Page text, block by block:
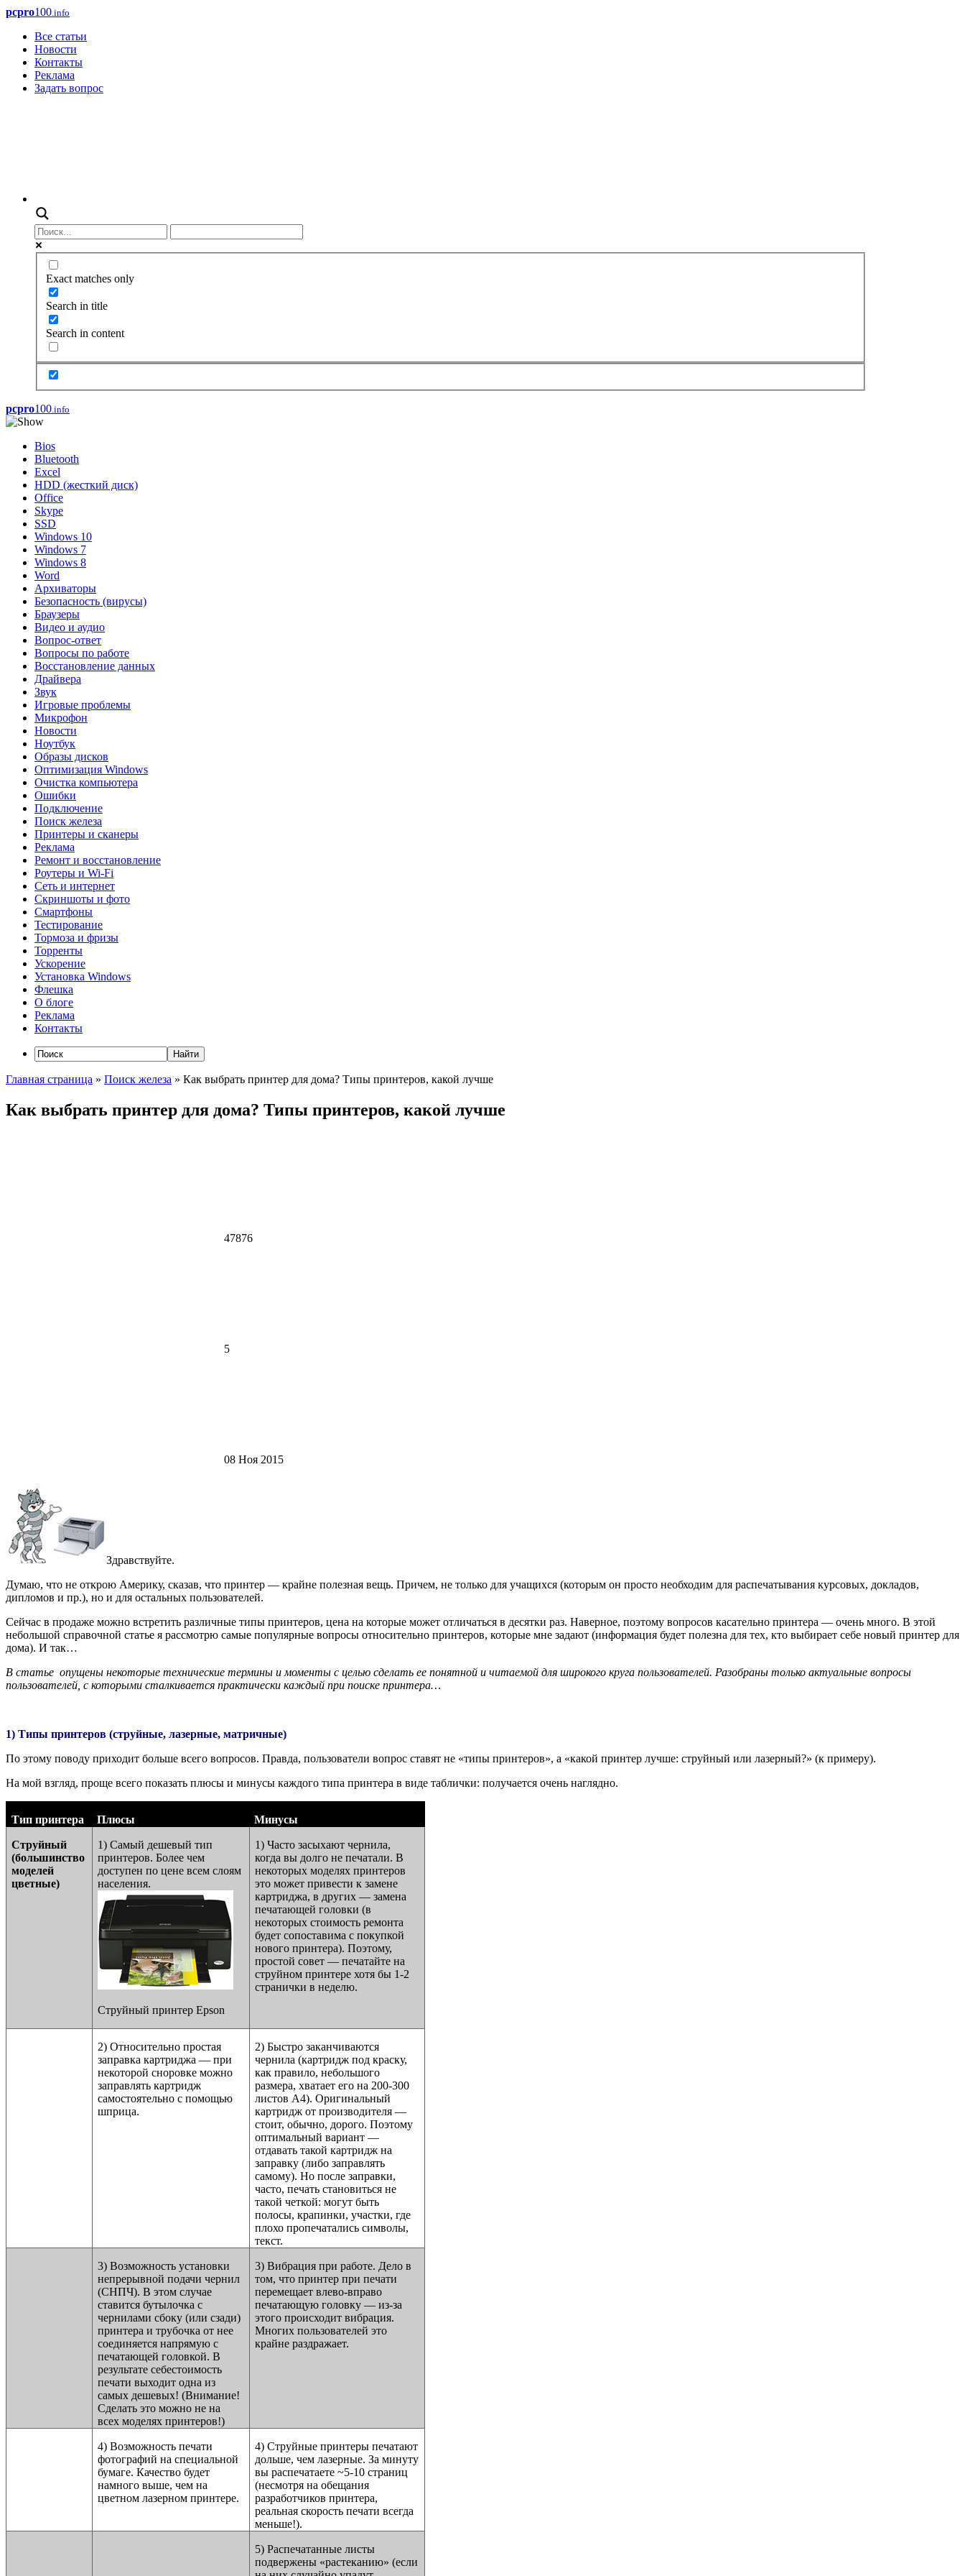
pcpro100.info
Все статьи
Новости
Контакты
Реклама
Задать вопрос
Exact matches only
Search in title
Search in content
pcpro100.info
Bios
Bluetooth
Excel
HDD (жесткий диск)
Office
Skype
SSD
Windows 10
Windows 7
Windows 8
Word
Архиваторы
Безопасность (вирусы)
Браузеры
Видео и аудио
Вопрос-ответ
Вопросы по работе
Восстановление данных
Драйвера
Звук
Игровые проблемы
Микрофон
Новости
Ноутбук
Образы дисков
Оптимизация Windows
Очистка компьютера
Ошибки
Подключение
Поиск железа
Принтеры и сканеры
Реклама
Ремонт и восстановление
Роутеры и Wi-Fi
Сеть и интернет
Скриншоты и фото
Смартфоны
Тестирование
Тормоза и фризы
Торренты
Ускорение
Установка Windows
Флешка
О блоге
Реклама
Контакты
Главная страница » Поиск железа » Как выбрать принтер для дома? Типы принтеров, какой лучше
Как выбрать принтер для дома? Типы принтеров, какой лучше
47876
5
08 Ноя 2015
Здравствуйте.
Думаю, что не открою Америку, сказав, что принтер — крайне полезная вещь. Причем, не только для учащихся (которым он просто необходим для распечатывания курсовых, докладов,
дипломов и пр.), но и для остальных пользователей.
Сейчас в продаже можно встретить различные типы принтеров, цена на которые может отличаться в десятки раз. Наверное, поэтому вопросов касательно принтера — очень много. В этой
небольшой справочной статье я рассмотрю самые популярные вопросы относительно принтеров, которые мне задают (информация будет полезна для тех, кто выбирает себе новый принтер для
дома). И так…
В статье опущены некоторые технические термины и моменты с целью сделать ее понятной и читаемой для широкого круга пользователей. Разобраны только актуальные вопросы
пользователей, с которыми сталкивается практически каждый при поиске принтера…
1) Типы принтеров (струйные, лазерные, матричные)
По этому поводу приходит больше всего вопросов. Правда, пользователи вопрос ставят не «типы принтеров», а «какой принтер лучше: струйный или лазерный?» (к примеру).
На мой взгляд, проще всего показать плюсы и минусы каждого типа принтера в виде таблички: получается очень наглядно.
Тип принтера Плюсы Минусы
Струйный
(большинство
моделей
цветные)
1) Самый дешевый тип
принтеров. Более чем
доступен по цене всем слоям
населения.
Струйный принтер Epson
1) Часто засыхают чернила,
когда вы долго не печатали. В
некоторых моделях принтеров
это может привести к замене
картриджа, в других — замена
печатающей головки (в
некоторых стоимость ремонта
будет сопоставима с покупкой
нового принтера). Поэтому,
простой совет — печатайте на
струйном принтере хотя бы 1-2
странички в неделю.
2) Относительно простая
заправка картриджа — при
некоторой сноровке можно
заправлять картридж
самостоятельно с помощью
шприца.
2) Быстро заканчиваются
чернила (картридж под краску,
как правило, небольшого
размера, хватает его на 200-300
листов А4). Оригинальный
картридж от производителя —
стоит, обычно, дорого. Поэтому
оптимальный вариант —
отдавать такой картридж на
заправку (либо заправлять
самому). Но после заправки,
часто, печать становиться не
такой четкой: могут быть
полосы, крапинки, участки, где
плохо пропечатались символы,
текст.
3) Возможность установки
непрерывной подачи чернил
(СНПЧ). В этом случае
ставится бутылочка с
чернилами сбоку (или сзади)
принтера и трубочка от нее
соединяется напрямую с
печатающей головкой. В
результате себестоимость
печати выходит одна из
самых дешевых! (Внимание!
Сделать это можно не на
всех моделях принтеров!)
3) Вибрация при работе. Дело в
том, что принтер при печати
перемещает влево-вправо
печатающую головку — из-за
этого происходит вибрация.
Многих пользователей это
крайне раздражает.
4) Возможность печати
фотографий на специальной
бумаге. Качество будет
намного выше, чем на
цветном лазерном принтере.
4) Струйные принтеры печатают
дольше, чем лазерные. За минуту
вы распечатаете ~5-10 страниц
(несмотря на обещания
разработчиков принтера,
реальная скорость печати всегда
меньше!).
5) Распечатанные листы
подвержены «растеканию» (если